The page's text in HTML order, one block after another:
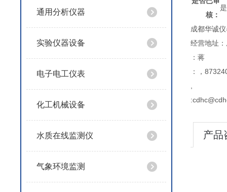
通用分析仪器
实验仪器设备
电子电工仪表
化工机械设备
水质在线监测仪
气象环境监测
核：
是
成都华诚
经营地址
：蒋
：，
产品